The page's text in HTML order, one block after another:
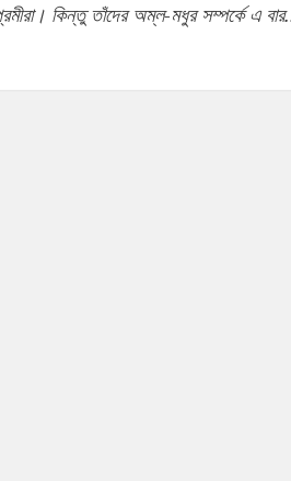
কিন্তু তাঁদের অম্ল-মধুর সম্পর্কে এ